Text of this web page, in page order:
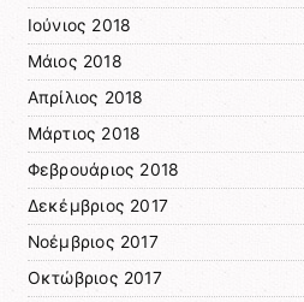
Ιούνιος 2018
Μάιος 2018
Απρίλιος 2018
Μάρτιος 2018
Φεβρουάριος 2018
Δεκέμβριος 2017
Νοέμβριος 2017
Οκτώβριος 2017